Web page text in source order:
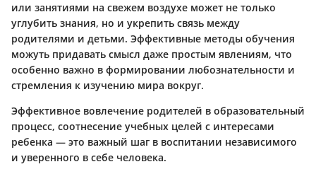
или занятиями на свежем воздухе может не только
углубить знания, но и укрепить связь между
родителями и детьми. Эффективные методы обучения
можуть придавать смысл даже простым явлениям, что
особенно важно в формировании любознательности и
стремления к изучению мира вокруг.
Эффективное вовлечение родителей в образовательный
процесс, соотнесение учебных целей с интересами
ребенка — это важный шаг в воспитании независимого
и уверенного в себе человека.